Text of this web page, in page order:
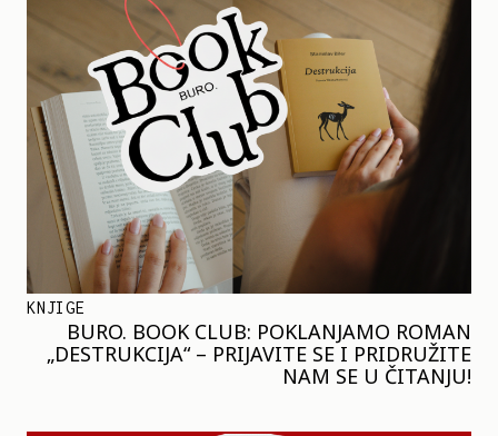
KNJIGE
BURO. BOOK CLUB: POKLANJAMO ROMAN
„DESTRUKCIJA“ – PRIJAVITE SE I PRIDRUŽITE
NAM SE U ČITANJU!